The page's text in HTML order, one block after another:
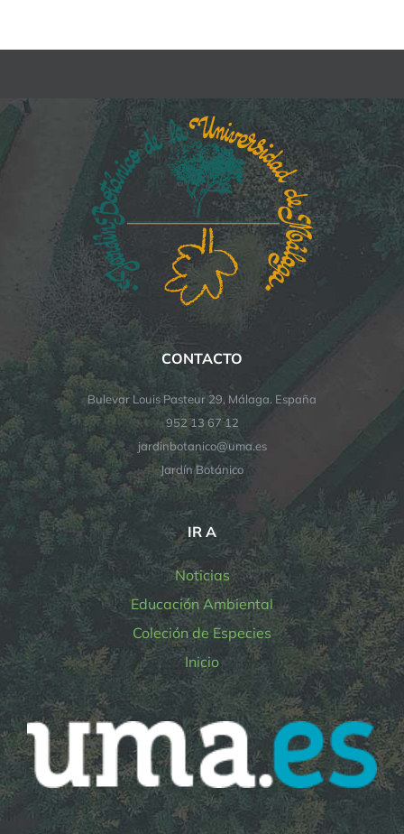
CONTACTO
Bulevar Louis Pasteur 29, Málaga. España
952 13 67 12
jardinbotanico@uma.es
Jardín Botánico
IR A
Noticias
Educación Ambiental
Coleción de Especies
Inicio